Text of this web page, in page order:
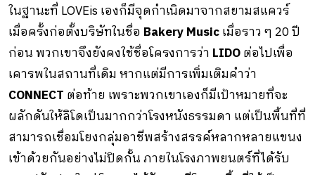
ในฐานะที่ LOVEis เองก็มีจุดกําเนิดมาจากสยามสแควร์
เมื่อครั้งก่อตั้งบริษัทในชื่อ Bakery Musicเมื่อราว ๆ 20 ปี
ก่อน พวกเขาจึงยังคงใช้ชื่อโครงการว่า LIDOต่อไปเพื่อ
เคารพในสถานที่เดิม หากแต่มีการเพิ่มเติมคําว่า
CONNECT ต่อท้าย เพราะพวกเขาเองก็มีเป้าหมายที่จะ
ผลักดันให้ลิโดเป็นมากกว่าโรงหนังธรรมดา แต่เป็นพื้นที่ที่
สามารถเชื่อมโยงกลุ่มอาชีพสร้างสรรค์หลากหลายแขนง
เข้าด้วยกันอย่างไม่ปิดกั้น ภายในโรงภาพยนตร์ที่ได้รับ